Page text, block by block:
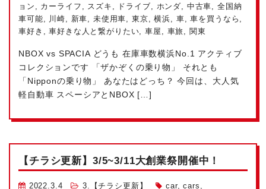
ョン
カーライフ スズキ ドライブ ホンダ 中古車
全国納
車可能
川崎 新車 未使用車 ,東京 ,横浜 車 ,車を買うなら
車好き
,車好きな人と繋がりたい ,車屋 車旅 関東
NBOX vs SPACIA どうも 在庫車数横浜No.1 アクティブ
コレクションです
「ザかぞくの乗り物」 それとも
「Nipponの乗り物」 あなたはどっち？ 今回は、大人気
軽自動車 スペーシアとNBOX […]
【チラシ更新】3/5~3/11大創業祭開催中！
2022.3.4 3.【チラシ更新】 car,cars